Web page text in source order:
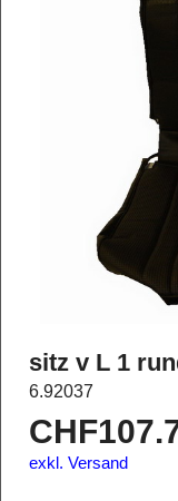
sitz v L 1
6.92037
CHF
exkl. Versand